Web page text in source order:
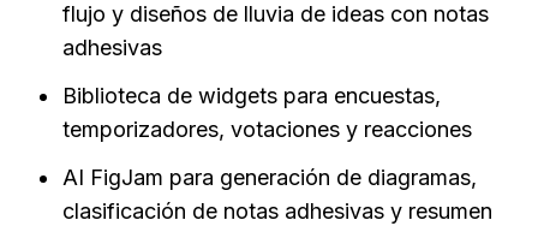
flujo y diseños de lluvia de ideas con notas
adhesivas
Biblioteca de widgets para encuestas,
temporizadores, votaciones y reacciones
AI FigJam para generación de diagramas,
clasificación de notas adhesivas y resumen